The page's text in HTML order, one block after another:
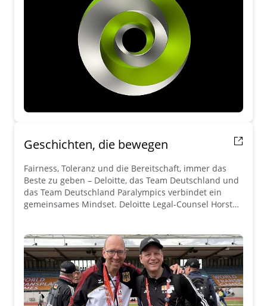
Geschichten, die bewegen
Fairness, Toleranz und die Bereitschaft, immer das
Beste zu geben – Deloitte, das Team Deutschland und
das Team Deutschland Paralympics verbindet ein
gemeinsames Mindset. Deloitte Legal-Counsel Horst